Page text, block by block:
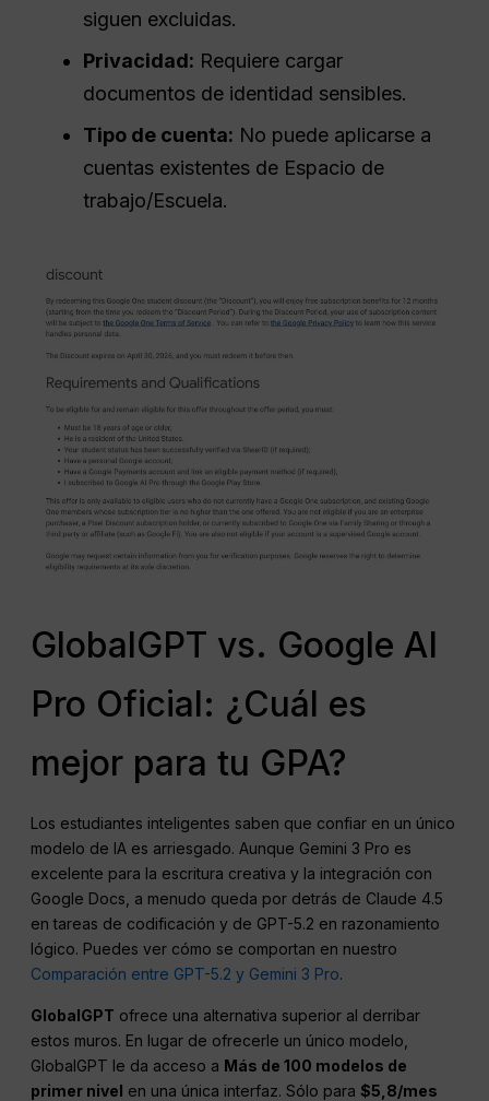
siguen excluidas.
Privacidad: Requiere cargar
documentos de identidad sensibles.
Tipo de cuenta: No puede aplicarse a
cuentas existentes de Espacio de
trabajo/Escuela.
GlobalGPT vs. Google AI
Pro Oficial: ¿Cuál es
mejor para tu GPA?
Los estudiantes inteligentes saben que confiar en un único
modelo de IA es arriesgado. Aunque Gemini 3 Pro es
excelente para la escritura creativa y la integración con
Google Docs, a menudo queda por detrás de Claude 4.5
en tareas de codificación y de GPT-5.2 en razonamiento
lógico. Puedes ver cómo se comportan en nuestro
Comparación entre GPT-5.2 y Gemini 3 Pro.
GlobalGPT ofrece una alternativa superior al derribar
estos muros. En lugar de ofrecerle un único modelo,
GlobalGPT le da acceso a Más de 100 modelos de
primer nivel en una única interfaz. Sólo para$5,8/mes